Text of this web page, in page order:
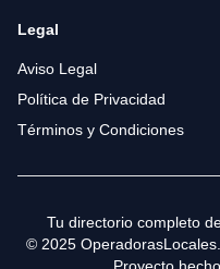
Legal
Aviso Legal
Política de Privacidad
Términos y Condiciones
Tu directorio completo
© 2025